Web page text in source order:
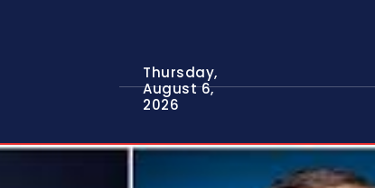
Thursday,
August 6,
2026